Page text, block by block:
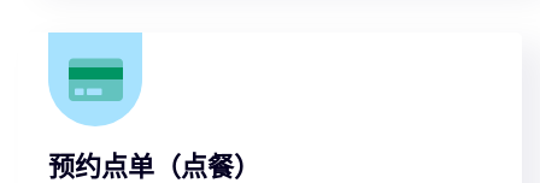
预约点单（点餐）